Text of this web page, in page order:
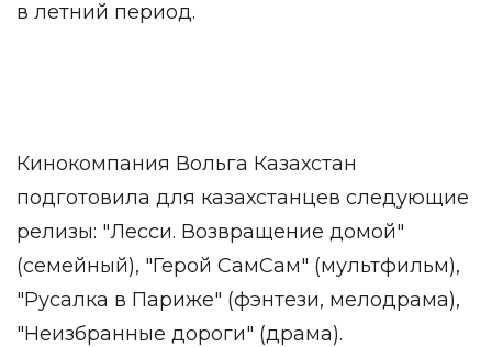
в летний период.
Кинокомпания Вольга Казахстан
подготовила для казахстанцев следующие
релизы: "Лесси. Возвращение домой"
(семейный), "Герой СамСам" (мультфильм),
"Русалка в Париже" (фэнтези, мелодрама),
"Неизбранные дороги" (драма).